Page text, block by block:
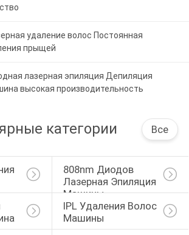
удаление волос Постоянная
прыщей
лазерная эпиляция Депиляция
высокая производительность
категории Все
808nm Диодов
Лазерная Эпиляция
Машины
IPL Удаления Волос
Машины